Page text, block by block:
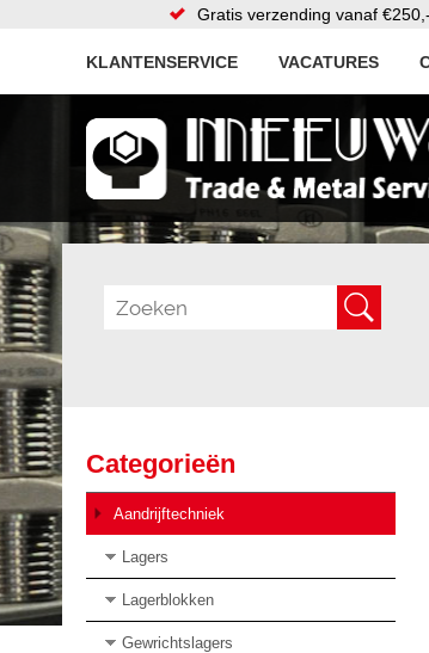
Gratis verzending vanaf €250,-
KLANTENSERVICE VACATURES
Categorieën
Aandrijftechniek
Lagers
Lagerblokken
Gewrichtslagers